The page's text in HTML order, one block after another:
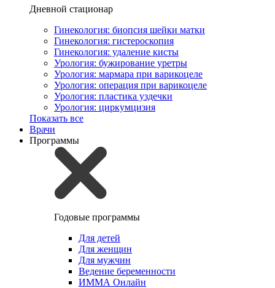
Дневной стационар
Гинекология: биопсия шейки матки
Гинекология: гистероскопия
Гинекология: удаление кисты
Урология: бужирование уретры
Урология: мармара при варикоцеле
Урология: операция при варикоцеле
Урология: пластика уздечки
Урология: циркумцизия
Показать все
Врачи
Программы
Годовые программы
Для детей
Для женщин
Для мужчин
Ведение беременности
ИММА Онлайн